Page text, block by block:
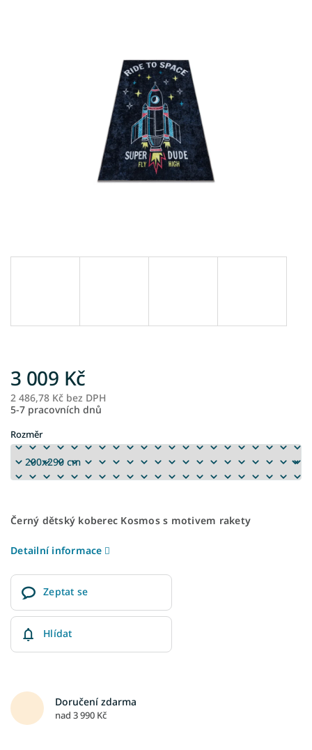
3 009 Kč
2 486,78 Kč bez DPH
5-7 pracovních dnů
Rozměr
Černý dětský koberec Kosmos s motivem rakety
Detailní informace
Zeptat se
Hlídat
Doručení zdarma
nad 3 990 Kč